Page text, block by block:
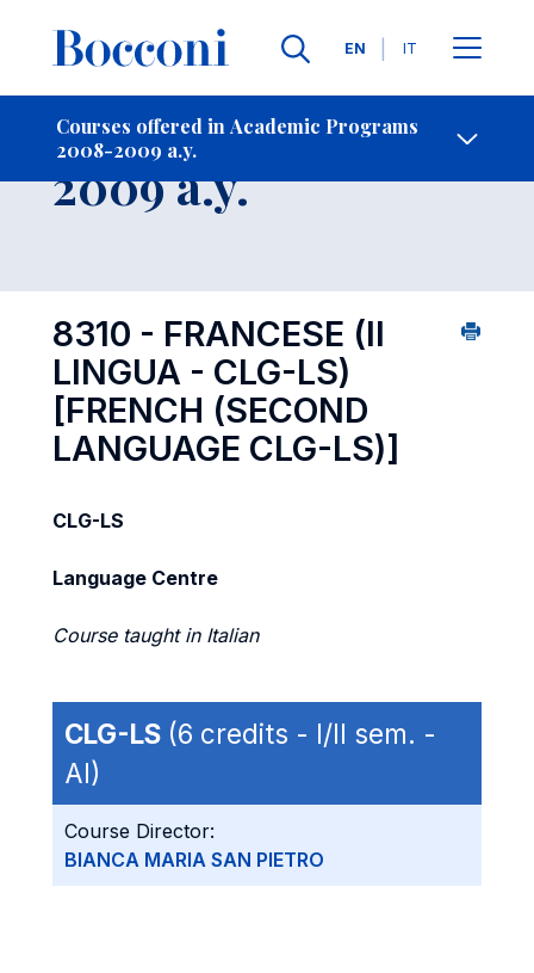
Languages
EN IT
Courses offered in Academic Programs
2008-2009 a.y.
- Contact Us
Course 2008-
2009 a.y.
8310 - FRANCESE (II
LINGUA - CLG-LS)
[FRENCH (SECOND
LANGUAGE CLG-LS)]
CLG-LS
Language Centre
Course taught in Italian
CLG-LS (6 credits - I/II sem. -
AI)
Course Director:
BIANCA MARIA SAN PIETRO